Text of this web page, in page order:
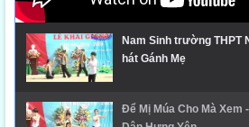
Nam Sinh trường THPT
hát Gánh Mẹ
Để Mị Múa Cho Mà Xem